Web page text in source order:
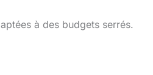
à des budgets serrés.